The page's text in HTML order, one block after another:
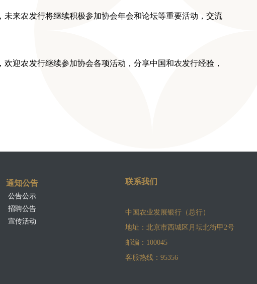
来农发行将继续积极参加协会年会和论坛等重要活动，交流
迎农发行继续参加协会各项活动，分享中国和农发行经验，
通知公告
公告公示
招聘公告
宣传活动
联系我们
中国农业发展银行（总行）
地址：北京市西城区月坛北街甲2号
邮编：100045
客服热线：95356